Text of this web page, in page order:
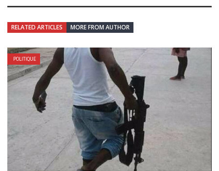
RELATED ARTICLES MORE FROM AUTHOR
POLITIQUE